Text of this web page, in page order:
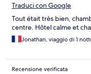
Traduci con Google
Tout était très bien,
centre. Hôtel calme et
Jonathan, viaggio di 1
Recensione verificata